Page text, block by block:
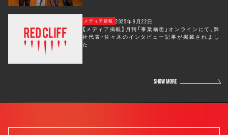
2025年9月22日
メディア情報
【メディア掲載】月刊「事業構想」オンラインにて、弊
社代表・佐々木のインタビュー記事が掲載されまし
た
SHOW MORE